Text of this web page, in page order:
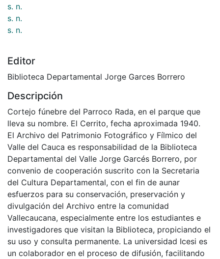
s. n.
s. n.
s. n.
Editor
Biblioteca Departamental Jorge Garces Borrero
Descripción
Cortejo fúnebre del Parroco Rada, en el parque que
lleva su nombre. El Cerrito, fecha aproximada 1940.
El Archivo del Patrimonio Fotográfico y Fílmico del
Valle del Cauca es responsabilidad de la Biblioteca
Departamental del Valle Jorge Garcés Borrero, por
convenio de cooperación suscrito con la Secretaria
del Cultura Departamental, con el fin de aunar
esfuerzos para su conservación, preservación y
divulgación del Archivo entre la comunidad
Vallecaucana, especialmente entre los estudiantes e
investigadores que visitan la Biblioteca, propiciando el
su uso y consulta permanente. La universidad Icesi es
un colaborador en el proceso de difusión, facilitando